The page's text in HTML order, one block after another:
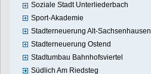
Soziale Stadt Unterliederbach
Sport-Akademie
Stadterneuerung Alt-Sachsenhausen
Stadterneuerung Ostend
Stadtumbau Bahnhofsviertel
Südlich Am Riedsteg